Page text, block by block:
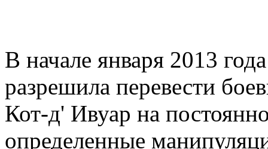
В начале января 2013
разрешила перевести
Кот-д' Ивуар на
определенные